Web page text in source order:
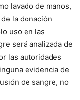
lavado de manos,
la donación,
uso en las
será analizada de
las autoridades
evidencia de
de sangre, no